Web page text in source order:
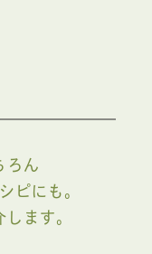
ろん
ピにも。
ます。